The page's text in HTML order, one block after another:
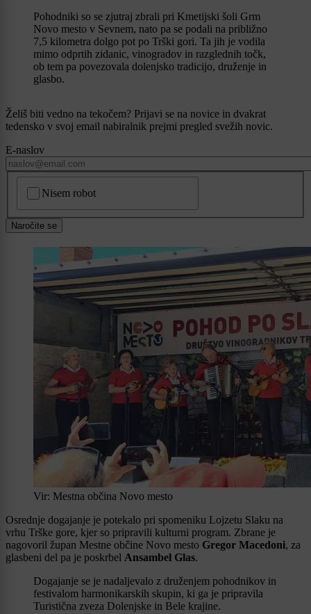
Pohodniki so se zjutraj zbrali pri Kmetijski šoli Grm
Novo mesto v Sevnem, nato pa se podali na približno
7,5 kilometra dolgo pot po Trški gori. Ta jih je vodila
mimo odprtih zidanic, vinogradov in razglednih točk,
ob tem pa povezovala dolenjsko tradicijo, druženje in
glasbo.
Želiš biti vedno na tekočem? Prijavi se na novice in dvakrat
tedensko v svoj email nabiralnik prejmi pregled svežih novic.
E-naslov
Nisem robot
Naročite se
Vir: Mestna občina Novo mesto
Osrednje dogajanje je potekalo pri spomeniku Lojzetu Slaku na
vrhu Trške gore, kjer so pripravili kulturni program. Zbrane je
nagovoril župan Mestne občine Novo mesto Gregor Macedoni, za
glasbeni del pa je poskrbel Ansambel Glas.
Dogajanje se je nadaljevalo z druženjem pohodnikov in
festivalom harmonikarskih skupin, ki ga je pripravila
Turistična zveza Dolenjske in Bele krajine.